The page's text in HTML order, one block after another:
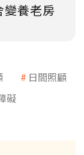
變養老房
日間照顧
礙